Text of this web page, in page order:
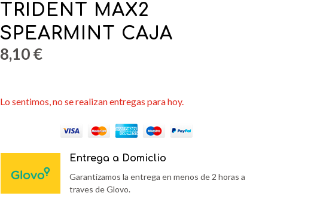
TRIDENT MAX2
SPEARMINT CAJA
8,10€
Lo sentimos, no se realizan entregas para hoy.
Entrega a Domiclio
Garantizamos la entrega en menos de 2 horas a
traves de Glovo.